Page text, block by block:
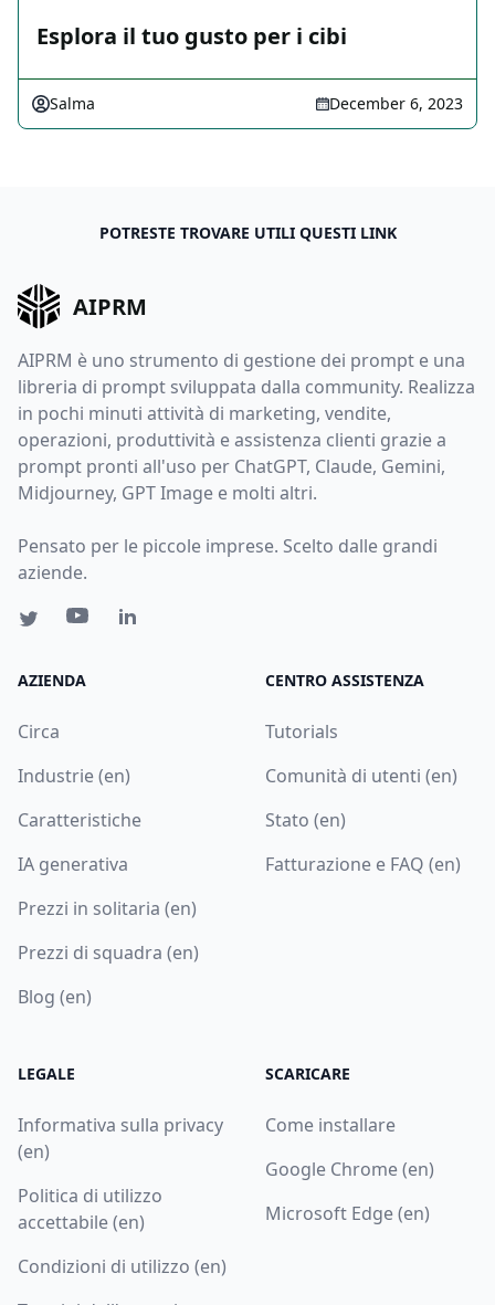
Esplora il tuo gusto per i cibi
Salma December 6, 2023
POTRESTE TROVARE UTILI QUESTI LINK
AIPRM
AIPRM è uno strumento di gestione dei prompt e una
libreria di prompt sviluppata dalla community. Realizza
in pochi minuti attività di marketing, vendite,
operazioni, produttività e assistenza clienti grazie a
prompt pronti all'uso per ChatGPT, Claude, Gemini,
Midjourney, GPT Image e molti altri.
Pensato per le piccole imprese. Scelto dalle grandi
aziende.
AZIENDA
Circa
Industrie (en)
Caratteristiche
IA generativa
Prezzi in solitaria (en)
Prezzi di squadra (en)
Blog (en)
CENTRO ASSISTENZA
Tutorials
Comunità di utenti (en)
Stato (en)
Fatturazione e FAQ (en)
LEGALE
Informativa sulla privacy
(en)
Politica di utilizzo
accettabile (en)
Condizioni di utilizzo (en)
SCARICARE
Come installare
Google Chrome (en)
Microsoft Edge (en)